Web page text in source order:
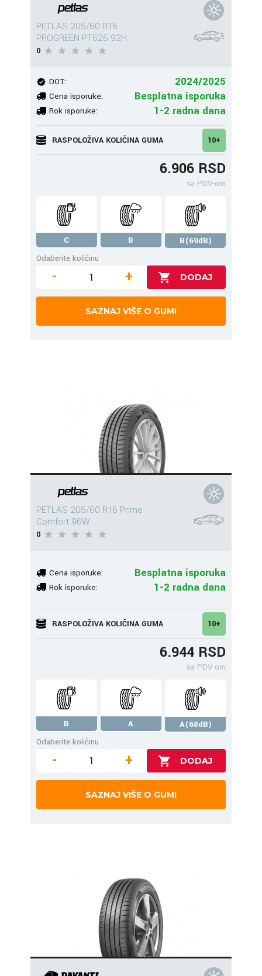
PETLAS 205/60 R16
PROGREEN PT525 92H
0
DOT: 2024/2025
Cena isporuke: Besplatna isporuka
Rok isporuke: 1-2 radna dana
RASPOLOŽIVA KOLIČINA GUMA 10+
6.906 RSD
sa PDV-om
C B
B(69dB)
Odaberite količinu
- +
SAZNAJ VIŠE O GUMI
PETLAS 205/60 R16 Prime
Comfort 96W
0
Cena isporuke: Besplatna isporuka
Rok isporuke: 1-2 radna dana
RASPOLOŽIVA KOLIČINA GUMA 10+
6.944 RSD
sa PDV-om
B A
A(68dB)
Odaberite količinu
- +
SAZNAJ VIŠE O GUMI